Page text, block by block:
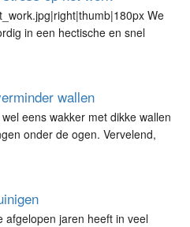
We
in een hectische en snel
wallen
eens wakker met dikke wallen
onder de ogen. Vervelend,
afgelopen jaren heeft in veel